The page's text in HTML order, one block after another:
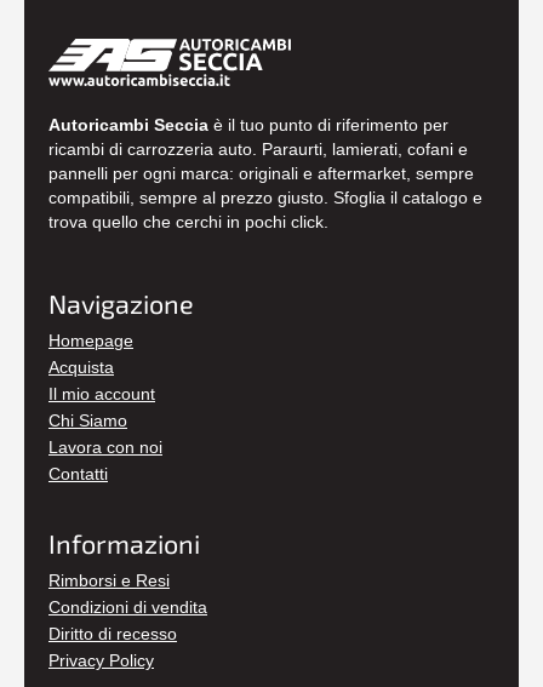
Autoricambi Seccia è il tuo punto di riferimento per
ricambi di carrozzeria auto. Paraurti, lamierati, cofani e
pannelli per ogni marca: originali e aftermarket, sempre
compatibili, sempre al prezzo giusto. Sfoglia il catalogo e
trova quello che cerchi in pochi click.
Navigazione
Homepage
Acquista
Il mio account
Chi Siamo
Lavora con noi
Contatti
Informazioni
Rimborsi e Resi
Condizioni di vendita
Diritto di recesso
Privacy Policy